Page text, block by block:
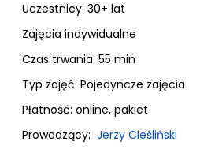
Uczestnicy: 30+ lat
Zajęcia indywidualne
Czas trwania: 55 min
Typ zajęć: Pojedyncze zajęcia
Płatność: online, pakiet
Prowadzący: Jerzy Cieśliński